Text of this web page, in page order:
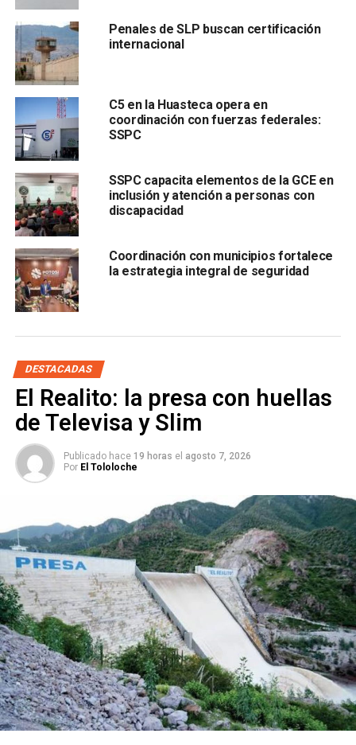
tal”, explicó.
El funcionario admitió queeste fenómeno no se limita a
adolescente
que refuerza la hipótesis de que las mujeres suelen ser
enganchadas más por lazos afectivos o familiares que por
decisión propia.
a conocer resultados para entender mejor este patrón y
generar políticas de prevención.
También lee:A punta de pistola roba auto a chofer de
plataformas, fue detenido de inmediato
ARTÍCULOS RELACIONADOS: DELITOS MUJERES
SSPC
Claudia Sheinbaum visitará SLP este sábado
NO TE PIERDAS
Sueldos excesivos en Ceepac serían sancionados:
Torres Sánchez
Penales de SLP buscan certificación
internacional
C5 en la Huasteca opera en
coordinación con fuerzas federales:
SSPC
SSPC capacita elementos de la GCE en
inclusión y atención a personas con
discapacidad
Coordinación con municipios fortalece
la estrategia integral de seguridad
DESTACADAS
El Realito: la presa con huellas
de Televisa y Slim
Publicado hace 19 horas el agosto 7, 2026
Por El Tololoche